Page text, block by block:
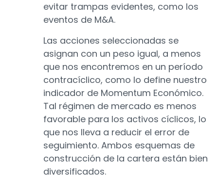
evitar trampas evidentes, como los
eventos de M&A.
Las acciones seleccionadas se
asignan con un peso igual, a menos
que nos encontremos en un período
contracíclico, como lo define nuestro
indicador de Momentum Económico.
Tal régimen de mercado es menos
favorable para los activos cíclicos, lo
que nos lleva a reducir el error de
seguimiento. Ambos esquemas de
construcción de la cartera están bien
diversificados.